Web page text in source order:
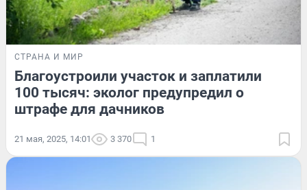
СТРАНА И МИР
Благоустроили участок и заплатили
100 тысяч: эколог предупредил о
штрафе для дачников
21 мая, 2025, 14:01 3 370 1